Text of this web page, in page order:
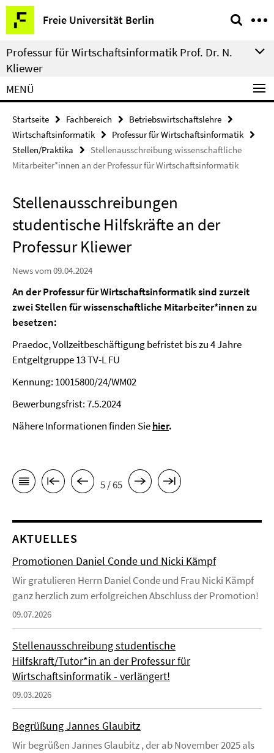
Springe
direkt
zu
Inhalt
Freie Universität Berlin
Service-
Navigation
Professur für Wirtschaftsinformatik Prof. Dr. N.
Kliewer
MENÜ
Startseite Fachbereich
Betriebswirtschaftslehre
Wirtschaftsinformatik
Professur für Wirtschaftsinformatik
Stellen/Praktika
Stellenausschreibung wissenschaftliche
Mitarbeiter*innen an der Professur für Wirtschaftsinformatik
Stellenausschreibungen
studentische Hilfskräfte an der
Professur Kliewer
News vom 09.04.2024
An der Professur für Wirtschaftsinformatik sind zurzeit
zwei Stellen für wissenschaftliche Mitarbeiter*innen zu
besetzen:
Praedoc, Vollzeitbeschäftigung befristet bis zu 4 Jahre
Entgeltgruppe 13 TV-L FU
Kennung: 10015800/24/WM02
Bewerbungsfrist: 7.5.2024
Nähere Informationen finden Siehier.
5 / 65
AKTUELLES
Promotionen Daniel Conde und Nicki Kämpf
Wir gratulieren Herrn Daniel Conde und Frau Nicki Kämpf
ganz herzlich zum erfolgreichen Abschluss der Promotion!
09.07.2026
Stellenausschreibung studentische
Hilfskraft/Tutor*in an der Professur für
Wirtschaftsinformatik - verlängert!
09.03.2026
Begrüßung Jannes Glaubitz
Wir begrüßen Jannes Glaubitz , der ab November 2025 als